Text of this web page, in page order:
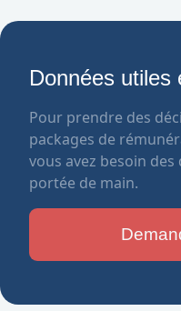
Données utiles
Pour prendre des
packages de
vous avez besoin
portée de main.